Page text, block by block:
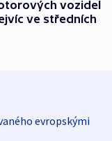
vozidel
ve středních
evropskými